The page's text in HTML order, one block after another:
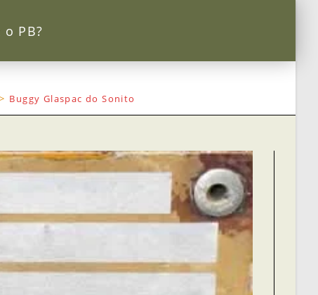
o PB?
> Buggy Glaspac do Sonito